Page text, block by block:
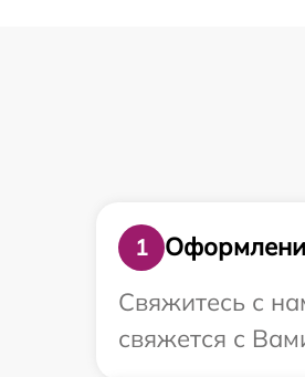
1
Свяжитесь с
свяжется с